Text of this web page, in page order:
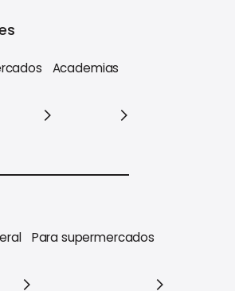
Academias
Para supermercados